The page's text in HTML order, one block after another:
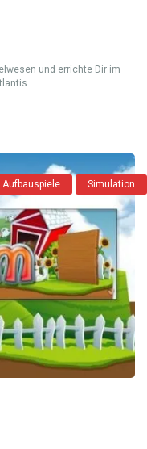
und errichte Dir im
...
Aufbauspiele Simulation